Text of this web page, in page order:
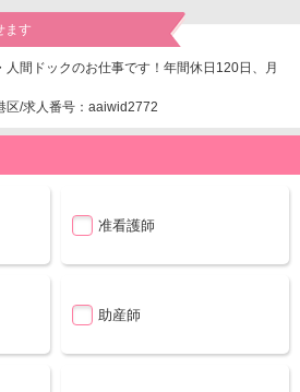
ます
人間ドックのお仕事です！年間休日120日、月
区/求人番号：aaiwid2772
准看護師
助産師